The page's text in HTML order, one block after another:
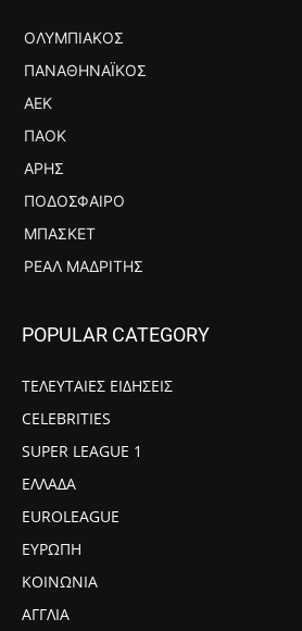
ΟΛΥΜΠΙΑΚΌΣ
ΠΑΝΑΘΗΝΑΪΚΌΣ
ΑΕΚ
ΠΑΟΚ
ΆΡΗΣ
ΠΟΔΌΣΦΑΙΡΟ
ΜΠΆΣΚΕΤ
ΡΕΆΛ ΜΑΔΡΊΤΗΣ
POPULAR CATEGORY
ΤΕΛΕΥΤΑΙΕΣ ΕΙΔΗΣΕΙΣ
CELEBRITIES
SUPER LEAGUE 1
ΕΛΛΑΔΑ
EUROLEAGUE
ΕΥΡΩΠΗ
ΚΟΙΝΩΝΙΑ
ΑΓΓΛΙΑ